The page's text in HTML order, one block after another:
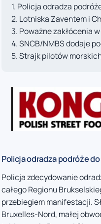
Policja odradza
Lotniska Zaventem i
Poważne zakłócenia
SNCB/NMBS dodaje
Strajk pilotów
Policja odradza podróże
Policja zdecydowanie
całego Regionu
przebiegiem manifestacji.
Bruxelles-Nord, małej